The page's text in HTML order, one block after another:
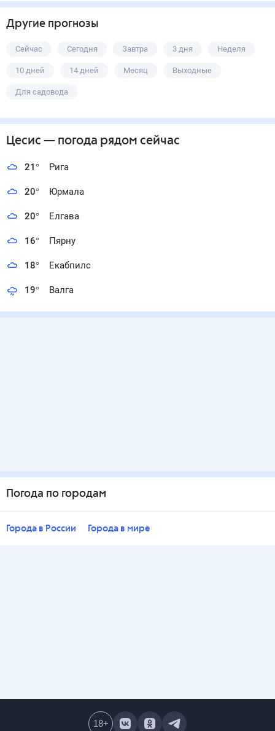
Другие прогнозы
Сейчас Сегодня Завтра 3 дня Неделя
10 дней 14 дней Месяц Выходные
Для садовода
Цесис — погода рядом сейчас
21° Рига
20° Юрмала
20° Елгава
16° Пярну
18° Екабпилс
19° Валга
Погода по городам
Города в России Города в мире
18+